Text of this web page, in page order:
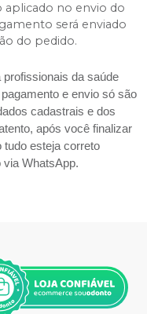
aplicado no envio do
será enviado
do pedido.
da saúde
e envio só são
cadastrais e dos
após você finalizar
tudo esteja correto
WhatsApp.